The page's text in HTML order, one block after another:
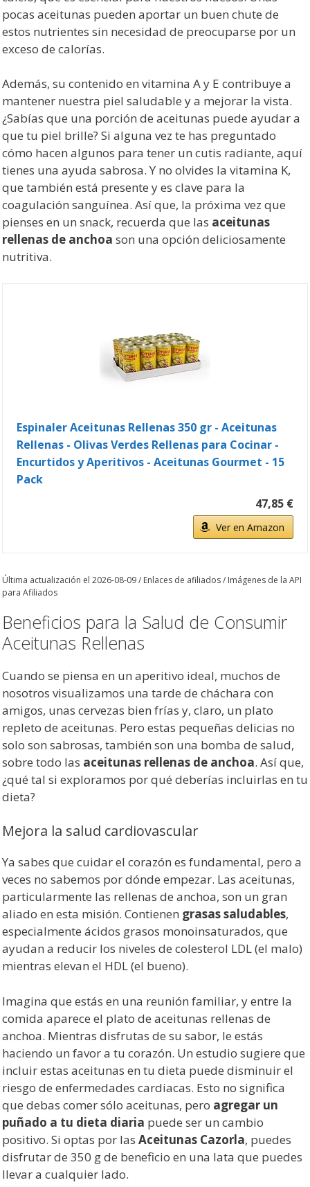
pocas aceitunas pueden aportar un buen chute de
estos nutrientes sin necesidad de preocuparse por un
exceso de calorías.
Además, su contenido en vitamina A y E contribuye a
mantener nuestra piel saludable y a mejorar la vista.
¿Sabías que una porción de aceitunas puede ayudar a
que tu piel brille? Si alguna vez te has preguntado
cómo hacen algunos para tener un cutis radiante, aquí
tienes una ayuda sabrosa. Y no olvides la vitamina K,
que también está presente y es clave para la
coagulación sanguínea. Así que, la próxima vez que
pienses en un snack, recuerda que las aceitunas
rellenas de anchoa son una opción deliciosamente
nutritiva.
Espinaler Aceitunas Rellenas 350 gr - Aceitunas
Rellenas - Olivas Verdes Rellenas para Cocinar -
Encurtidos y Aperitivos - Aceitunas Gourmet - 15
Pack
47,85 €
Ver en Amazon
Última actualización el 2026-08-09 / Enlaces de afiliados / Imágenes de la API
para Afiliados
Beneficios para la Salud de Consumir
Aceitunas Rellenas
Cuando se piensa en un aperitivo ideal, muchos de
nosotros visualizamos una tarde de cháchara con
amigos, unas cervezas bien frías y, claro, un plato
repleto de aceitunas. Pero estas pequeñas delicias no
solo son sabrosas, también son una bomba de salud,
sobre todo las aceitunas rellenas de anchoa. Así que,
¿qué tal si exploramos por qué deberías incluirlas en tu
dieta?
Mejora la salud cardiovascular
Ya sabes que cuidar el corazón es fundamental, pero a
veces no sabemos por dónde empezar. Las aceitunas,
particularmente las rellenas de anchoa, son un gran
aliado en esta misión. Contienen grasas saludables,
especialmente ácidos grasos monoinsaturados, que
ayudan a reducir los niveles de colesterol LDL (el malo)
mientras elevan el HDL (el bueno).
Imagina que estás en una reunión familiar, y entre la
comida aparece el plato de aceitunas rellenas de
anchoa. Mientras disfrutas de su sabor, le estás
haciendo un favor a tu corazón. Un estudio sugiere que
incluir estas aceitunas en tu dieta puede disminuir el
riesgo de enfermedades cardiacas. Esto no significa
que debas comer sólo aceitunas, pero agregar un
puñado a tu dieta diaria puede ser un cambio
positivo. Si optas por las Aceitunas Cazorla, puedes
disfrutar de 350 g de beneficio en una lata que puedes
llevar a cualquier lado.